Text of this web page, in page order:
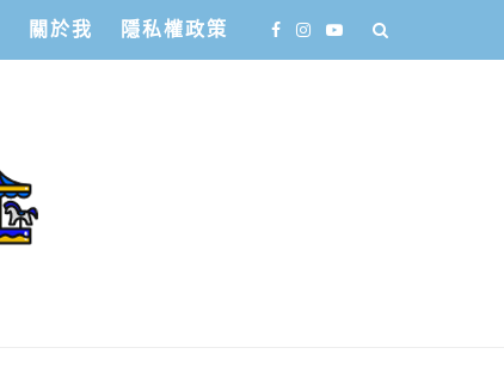
關於我 隱私權政策